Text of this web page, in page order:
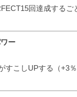
回達成するご
ー
すこしUPする（+3％